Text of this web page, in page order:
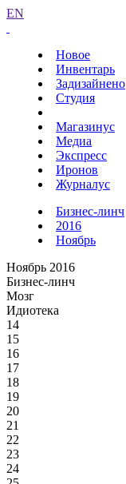
EN
Новое
Инвентарь
Задизайнено
Студия
Магазинус
Медиа
Экспресс
Иронов
Журналус
Бизнес-линч
2016
Ноябрь
Ноябрь 2016
Бизнес-линч
Мозг
Идиотека
14
15
16
17
18
19
20
21
22
23
24